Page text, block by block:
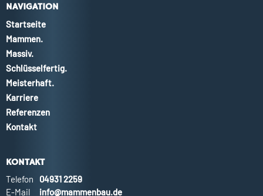
NAVIGATION
Startseite
Mammen.
Massiv.
Schlüsselfertig.
Meisterhaft.
Karriere
Referenzen
Kontakt
KONTAKT
Telefon
04931 2259
E-Mail
info@mammenbau.de